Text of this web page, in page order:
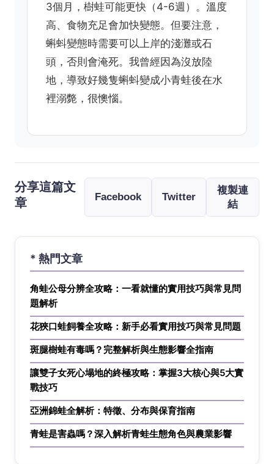
3個月，樹蛙可能更快（4-6週）。溫度
高、食物充足會加快變態。但要注意，
蝌蚪變態時需要可以上岸的淺灘或石
頭，否則會淹死。我曾經因為沒放陸
地，導致好幾隻蝌蚪變成小青蛙後在水
裡溺斃，很懊惱。
分享這篇文
章
Facebook Twitter
複製連
結
* 熱門文章
角蛙公母分辨全攻略：一看就懂的實用技巧與常見問
題解析
花狹口蛙飼養全攻略：新手必看實用技巧與常見問題
斑腿樹蛙有毒嗎？完整解析與生態影響全指南
讓雙子女死心塌地的終極攻略：掌握3大核心與5大實
戰技巧
亞洲錦蛙全解析：特徵、分布與保育指南
青蛙是害蟲嗎？深入解析青蛙生態角色與農業影響